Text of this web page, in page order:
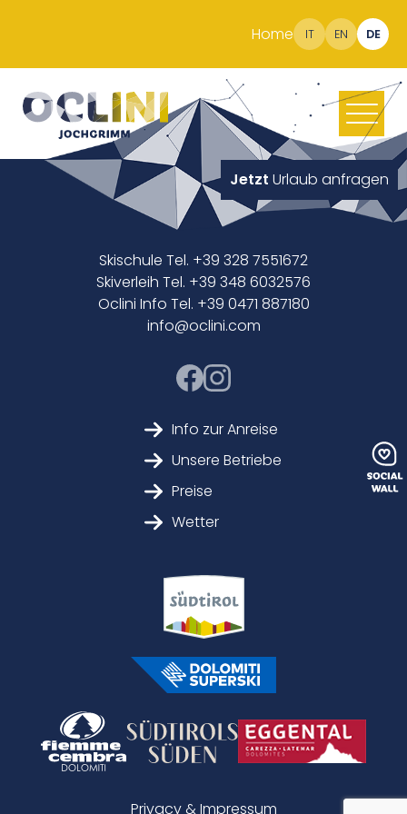
Home IT EN DE
Jetzt Urlaub anfragen
Skischule Tel. +39 328 7551672
Skiverleih Tel. +39 348 6032576
Oclini Info Tel. +39 0471 887180
info@oclini.com
Info zur Anreise
Unsere Betriebe
Preise
Wetter
Privacy & Impressum